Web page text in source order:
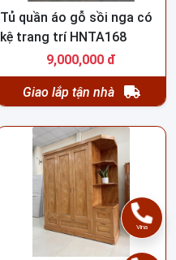
Tủ quần áo gỗ sồi nga có
kệ trang trí HNTA168
9,000,000 đ
Giao lắp tận nhà
Vina